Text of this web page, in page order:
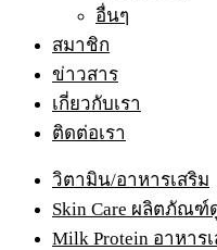
อื่นๆ
สมาชิก
ข่าวสาร
เกี่ยวกับเรา
ติดต่อเรา
วิตามิน/อาหารเสริม
Skin Care ผลิตภัณฑ์
Milk Protein อาหา